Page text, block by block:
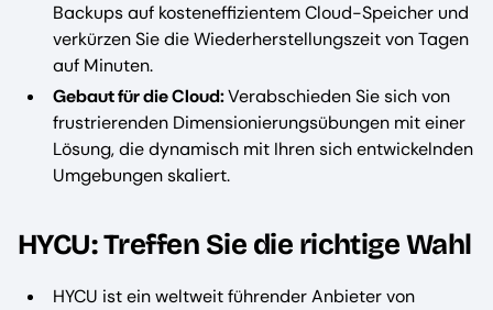
Backups auf kosteneffizientem Cloud-Speicher und
verkürzen Sie die Wiederherstellungszeit von Tagen
auf Minuten. ‍
Gebaut für die Cloud:Verabschieden Sie sich von
frustrierenden Dimensionierungsübungen mit einer
Lösung, die dynamisch mit Ihren sich entwickelnden
Umgebungen skaliert. ‍
HYCU: Treffen Sie die richtige Wahl
HYCU ist ein weltweit führender Anbieter von